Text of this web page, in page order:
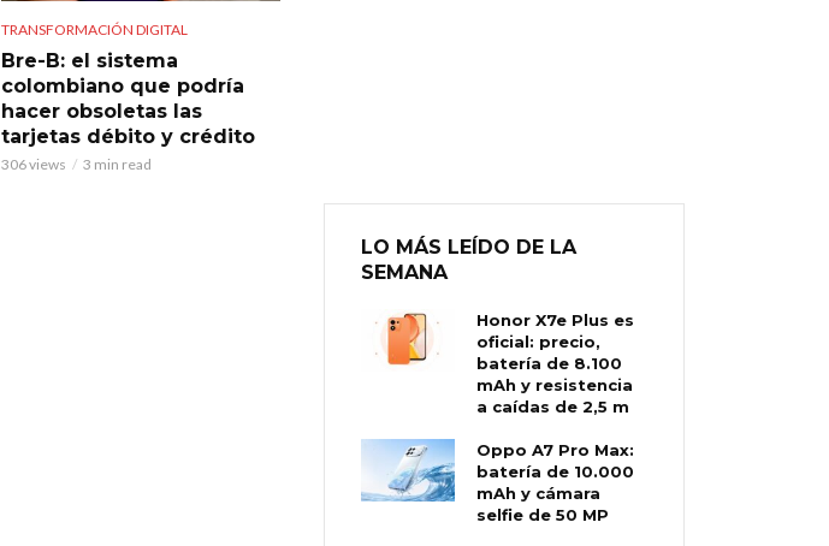
TRANSFORMACIÓN DIGITAL
Bre-B: el sistema
colombiano que podría
hacer obsoletas las
tarjetas débito y crédito
306 views 3 min read
LO MÁS LEÍDO DE LA
SEMANA
Honor X7e Plus es
oficial: precio,
batería de 8.100
mAh y resistencia
a caídas de 2,5 m
Oppo A7 Pro Max:
batería de 10.000
mAh y cámara
selfie de 50 MP